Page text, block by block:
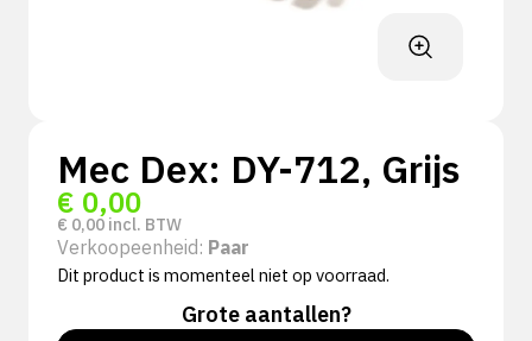
Mec Dex: DY-712, Grijs
€ 0,00
€ 0,00 incl. BTW
Verkoopeenheid: Paar
Dit product is momenteel niet op voorraad.
Grote aantallen?